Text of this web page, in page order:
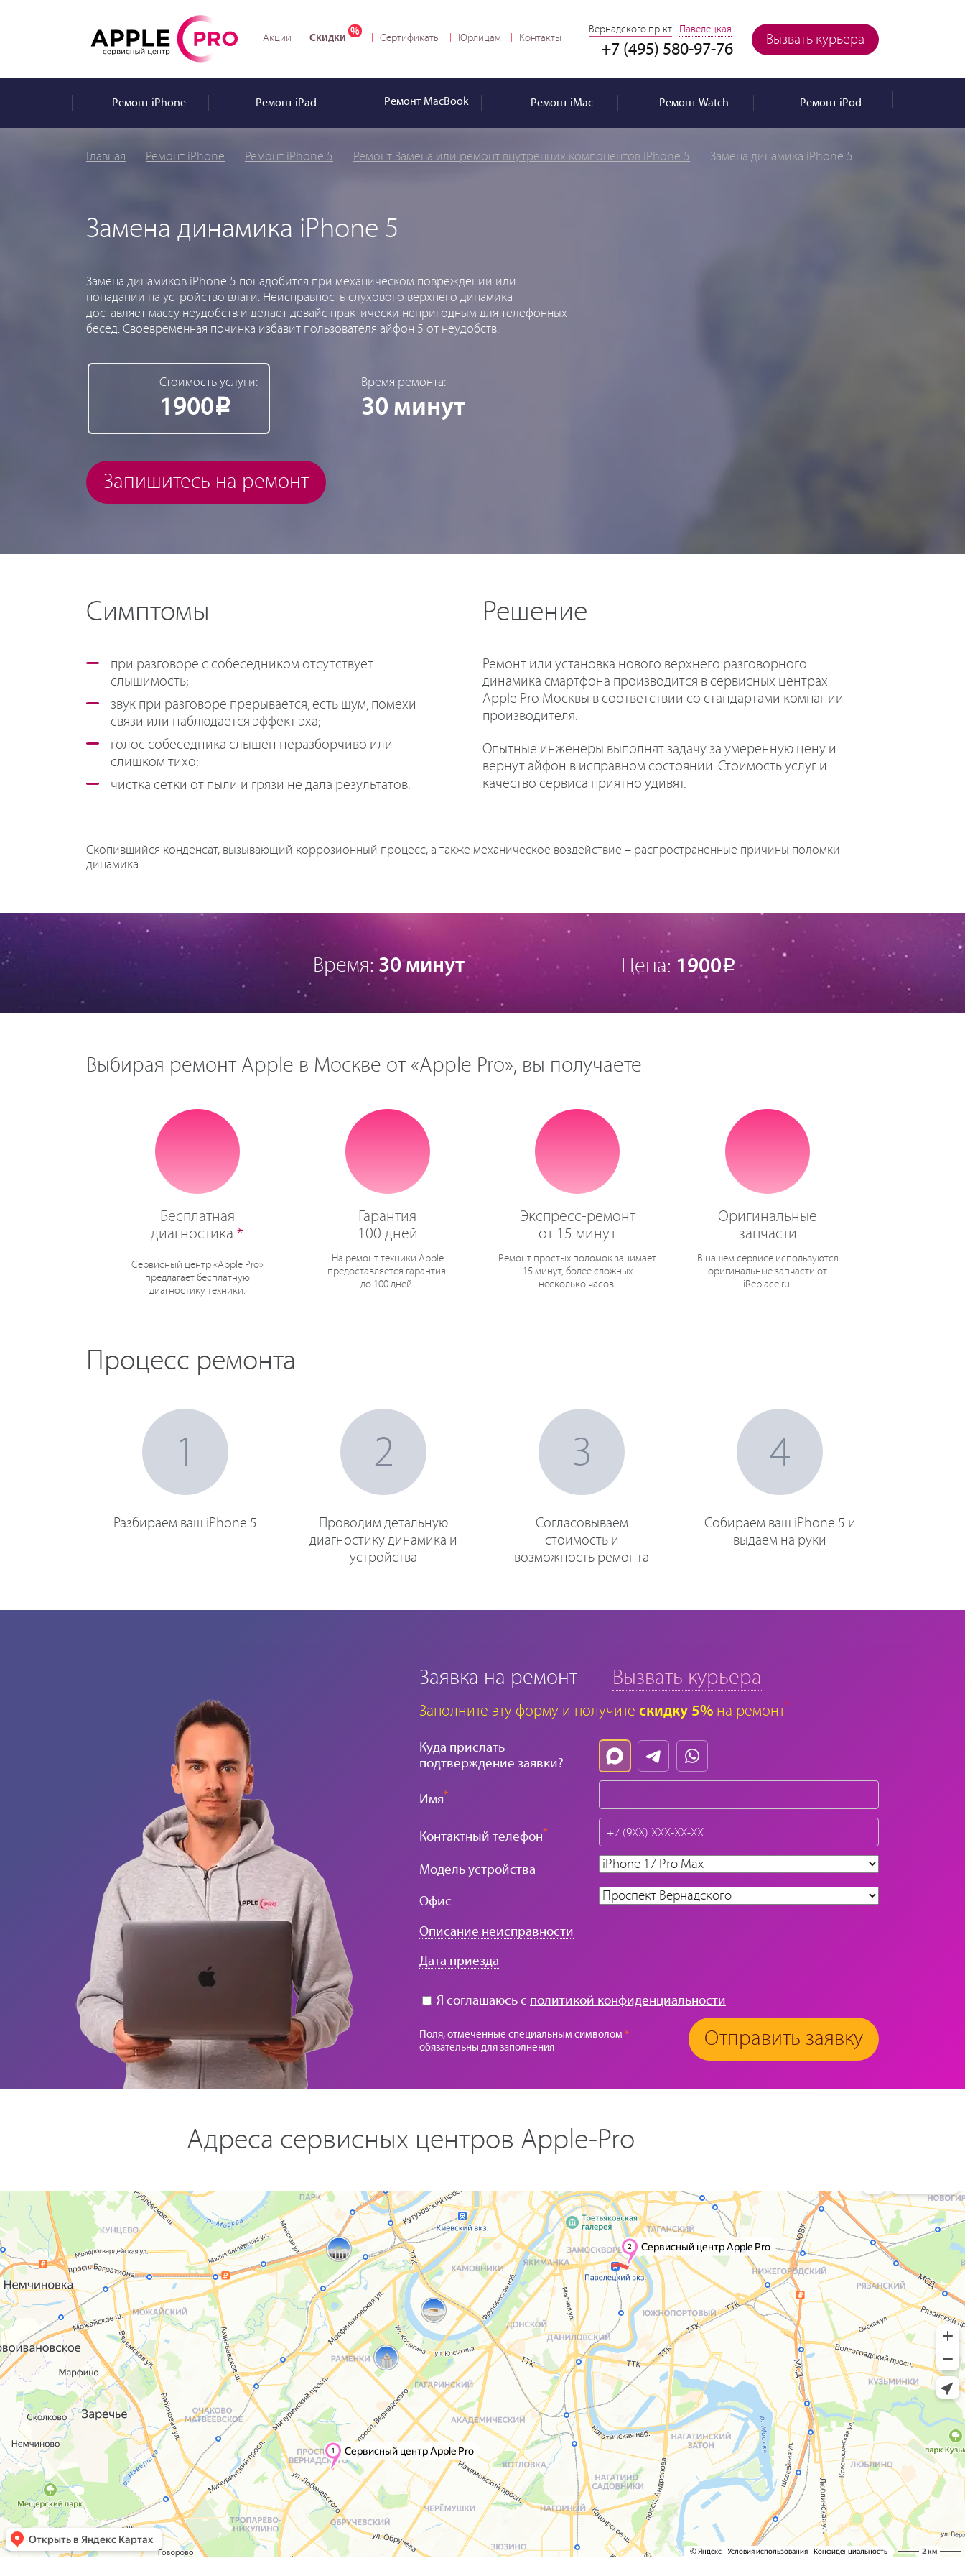
Вызвать курьера
Вернадского пр-кт Павелецкая
+7 (495) 580-97-76
Акции Скидки Сертификаты Юрлицам Контакты
РемонтiPhone РемонтiPad Ремонт MacBook РемонтiMac РемонтWatch РемонтiPod
Главная — Ремонт iPhone — Ремонт iPhone 5 — Ремонт Замена или ремонт внутренних компонентов iPhone 5 — Замена динамика iPhone 5
Замена динамика iPhone 5
Замена динамиков iPhone 5 понадобится при механическом повреждении или
попадании на устройство влаги. Неисправность слухового верхнего динамика
доставляет массу неудобств и делает девайс практически непригодным для телефонных
бесед. Своевременная починка избавит пользователя айфон 5 от неудобств.
Стоимость услуги:
1900Р
Время ремонта:
30 минут
Запишитесь на ремонт
Симптомы
при разговоре с собеседником отсутствует
слышимость;
звук при разговоре прерывается, есть шум, помехи
связи или наблюдается эффект эха;
голос собеседника слышен неразборчиво или
слишком тихо;
чистка сетки от пыли и грязи не дала результатов.
Решение
Ремонт или установка нового верхнего разговорного
динамика смартфона производится в сервисных центрах
Apple Pro Москвы в соответствии со стандартами компании-
производителя.
Опытные инженеры выполнят задачу за умеренную цену и
вернут айфон в исправном состоянии. Стоимость услуг и
качество сервиса приятно удивят.
Скопившийся конденсат, вызывающий коррозионный процесс, а также механическое воздействие – распространенные причины поломки
динамика.
Время: 30 минут Цена: 1900Р
Выбирая ремонт Apple в Москве от «Apple Pro», вы получаете
Бесплатная
диагностика*
Сервисный центр «Apple Pro»
предлагает бесплатную
диагностику техники.
Гарантия
100 дней
На ремонт техники Apple
предоставляется гарантия:
до 100 дней.
Экспресс-ремонт
от 15 минут
Ремонт простых поломок занимает
15 минут, более сложных
несколько часов.
Оригинальные
запчасти
В нашем сервисе используются
оригинальные запчасти от
iReplace.ru.
Процесс ремонта
1
Разбираем ваш iPhone 5
2
Проводим детальную
диагностику динамика и
устройства
3
Согласовываем
стоимость и
возможность ремонта
4
Собираем ваш iPhone 5 и
выдаем на руки
Заявка на ремонт Вызвать курьера
Заполните эту форму и получите скидку 5% на ремонт*
Куда прислать
подтверждение заявки?
Имя*
Контактный телефон*
Модель устройства
Офис
Описание неисправности
Дата приезда
Я соглашаюсь с политикой конфиденциальности
Поля, отмеченные специальным символом *
обязательны для заполнения
Отправить заявку
Адреса сервисных центров Apple-Pro